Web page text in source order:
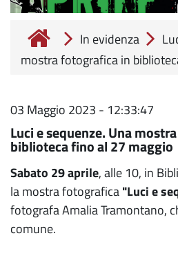
In evidenza
mostra fotografica in
03 Maggio 2023 - 12:33:47
Luci e sequenze. Una
biblioteca fino al 27 maggio
Sabato 29 aprile, alle 10, in
la mostra fotografica"Luci e
fotografa Amalia Tramontano,
comune.